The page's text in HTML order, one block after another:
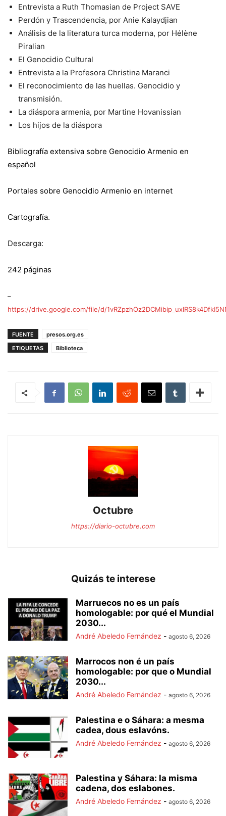
Entrevista a Ruth Thomasian de Project SAVE
Perdón y Trascendencia, por Anie Kalaydjian
Análisis de la literatura turca moderna, por Hélène
Piralian
El Genocidio Cultural
Entrevista a la Profesora Christina Maranci
El reconocimiento de las huellas. Genocidio y
transmisión.
La diáspora armenia, por Martine Hovanissian
Los hijos de la diáspora
Bibliografía extensiva sobre Genocidio Armenio en
español
Portales sobre Genocidio Armenio en internet
Cartografía.
Descarga:
242 páginas
–
https://drive.google.com/file/d/
FUENTE
presos.org.es
ETIQUETAS
Biblioteca
Octubre
https://diario-octubre.com
Quizás te interese
Marruecos no es un país
homologable: por qué el Mundial
2030...
André Abeledo Fernández - agosto 6, 2026
Marrocos non é un país
homologable: por que o Mundial
2030...
André Abeledo Fernández - agosto 6, 2026
Palestina e o Sáhara: a mesma
cadea, dous eslavóns.
André Abeledo Fernández - agosto 6, 2026
Palestina y Sáhara: la misma
cadena, dos eslabones.
André Abeledo Fernández - agosto 6, 2026